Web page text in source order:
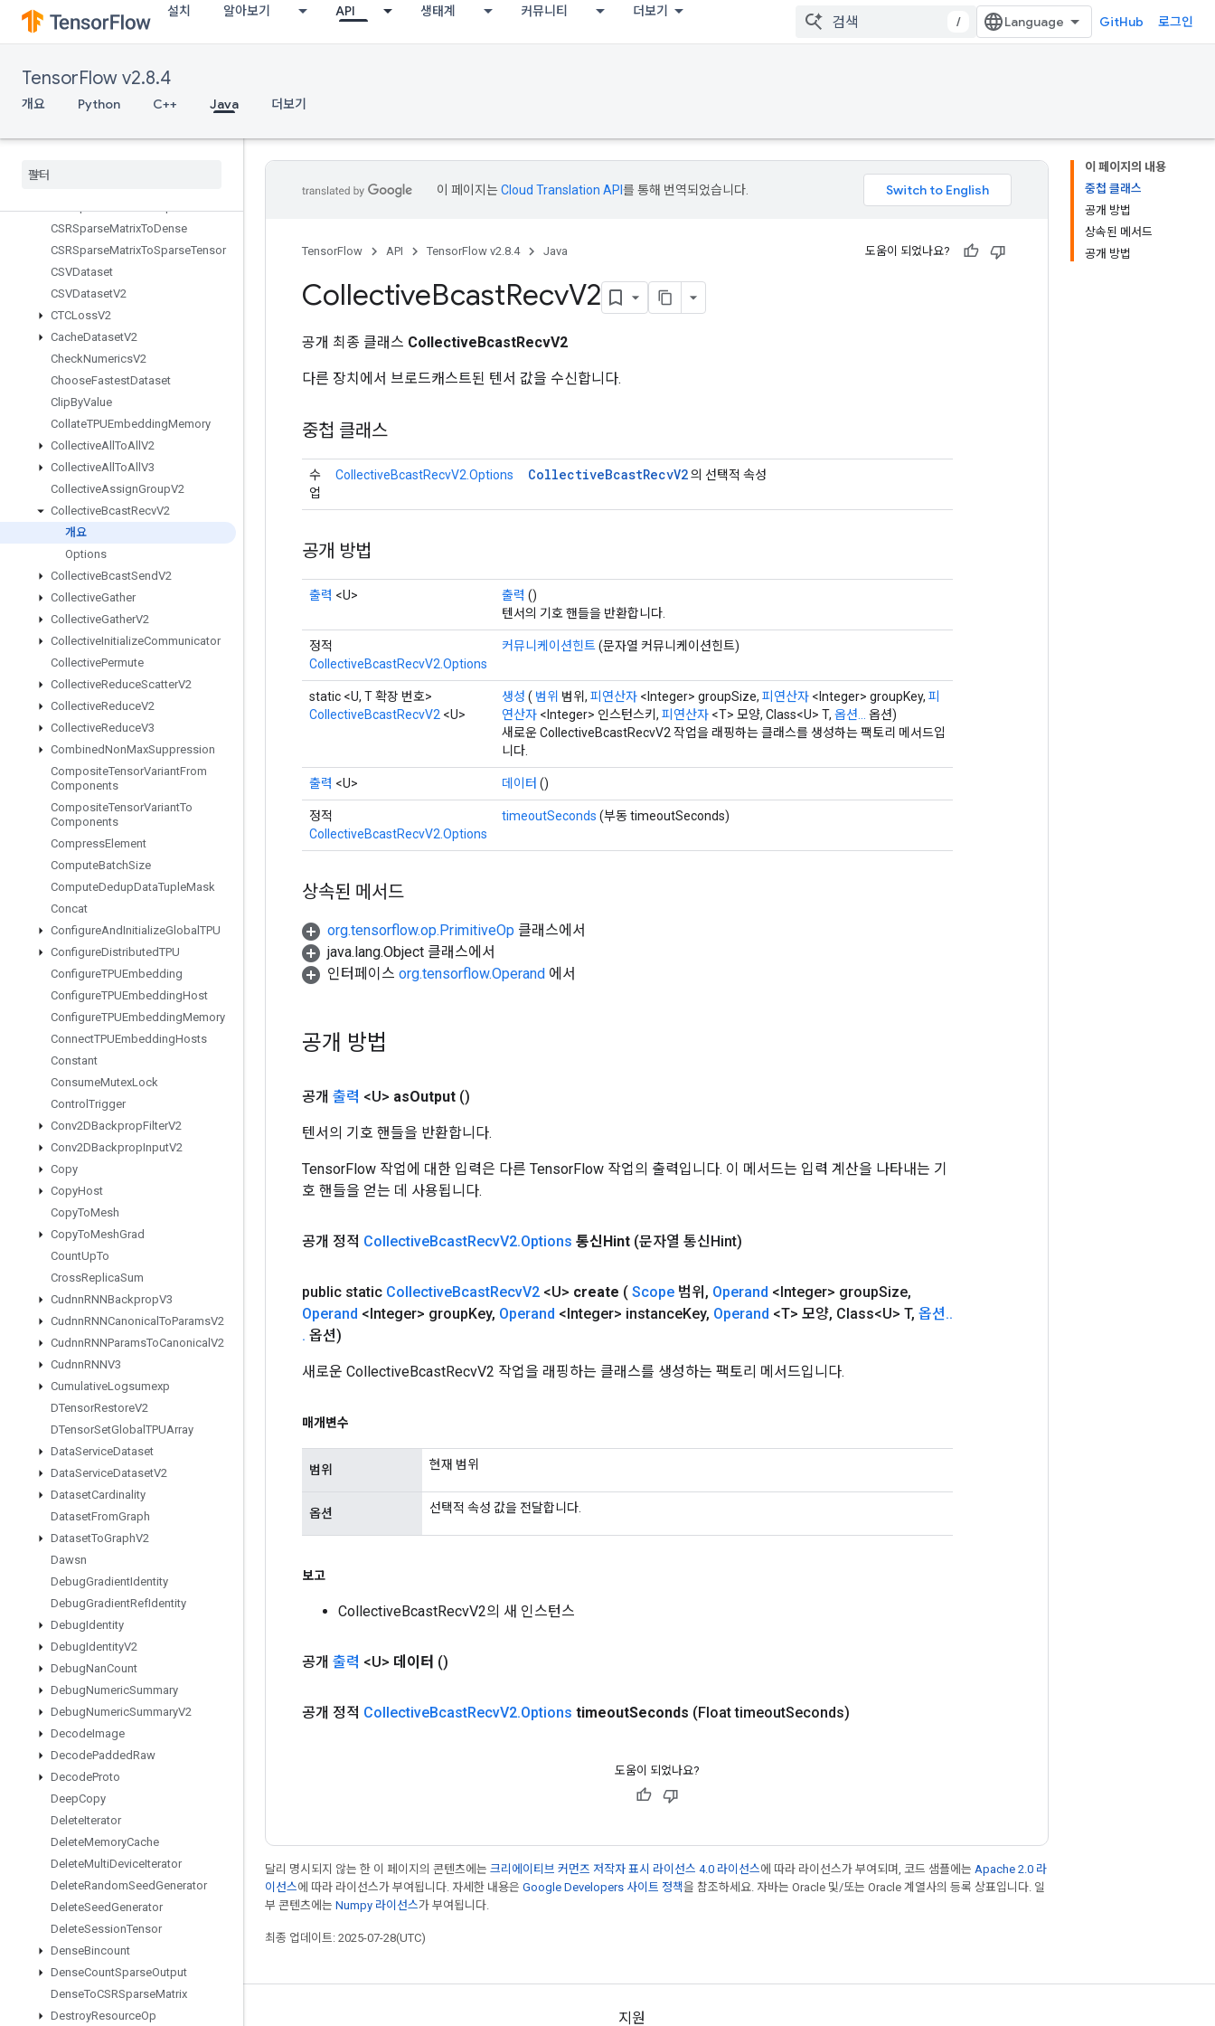
설치 알아보기 API 생태계 커뮤니티 더보기
/ GitHub 로그인
TensorFlow v2.8.4
개요 Python C++ Java 더보기
ats
BoostedTreesSparseCalculateBestFeatureSplit
BoostedTreesUpdateEnsemble
BoostedTreesUpdateEnsembleV2
BroadcastGradientArgs
CSRSparseMatrixToDense
CSRSparseMatrixToSparseTensor
CSVDataset
CSVDatasetV2
CTCLossV2
CacheDatasetV2
CheckNumericsV2
ChooseFastestDataset
ClipByValue
CollateTPUEmbeddingMemory
CollectiveAll ToAll V2
CollectiveAll ToAll V3
CollectiveAssignGroupV2
CollectiveBcastRecvV2
개요
Options
CollectiveBcastSendV2
CollectiveGather
CollectiveGatherV2
CollectiveInitializeCommunicator
CollectivePermute
CollectiveReduceScatterV2
CollectiveReduceV2
CollectiveReduceV3
CombinedNonMaxSuppression
CompositeTensorVariantFrom
Components
CompositeTensorVariantTo
Components
CompressElement
ComputeBatchSize
ComputeDedupDataTupleMask
Concat
ConfigureAndInitializeGlobal TPU
ConfigureDistributedTPU
ConfigureTPUEmbedding
ConfigureTPUEmbeddingHost
ConfigureTPUEmbeddingMemory
ConnectTPUEmbeddingHosts
Constant
ConsumeMutexLock
Control Trigger
Conv2DBackpropFilterV2
Conv2DBackpropInputV2
Copy
CopyHost
CopyToMesh
CopyToMeshGrad
CountUpTo
CrossReplicaSum
CudnnRNNBackpropV3
CudnnRNNCanonical ToParamsV2
CudnnRNNParamsToCanonical V2
CudnnRNNV3
CumulativeLogsumexp
DTensorRestoreV2
DTensorSetGlobal TPUArray
DataServiceDataset
DataServiceDatasetV2
DatasetCardinality
DatasetFromGraph
DatasetToGraphV2
Dawsn
DebugGradientIdentity
DebugGradientRefIdentity
DebugIdentity
DebugIdentityV2
DebugNanCount
DebugNumericSummary
DebugNumericSummaryV2
DecodeImage
DecodePaddedRaw
DecodeProto
DeepCopy
DeleteIterator
DeleteMemoryCache
DeleteMultiDeviceIterator
DeleteRandomSeedGenerator
DeleteSeedGenerator
DeleteSessionTensor
DenseBincount
DenseCountSparseOutput
DenseToCSRSparseMatrix
DestroyResourceOp
이 페이지의 내용
중첩 클래스
공개 방법
상속된 메서드
공개 방법
이 페이지는Cloud Translation API 를 통해 번역되었습니다.
TensorFlow API TensorFlow v2.8.4 Java 도움이 되었나요?
CollectiveBcastRecvV2
공개 최종 클래스 CollectiveBcastRecvV2
다른 장치에서 브로드캐스트된 텐서 값을 수신합니다.
중첩 클래스
수
업
CollectiveBcastRecvV2.Options CollectiveBcastRecvV2의 선택적 속성
공개 방법
출력 <U> 출력 ()
텐서의 기호 핸들을 반환합니다.
정적
CollectiveBcastRecvV2.Options
커뮤니케이션힌트(문자열 커뮤니케이션힌트)
static <U, T 확장 번호>
CollectiveBcastRecvV2 <U>
생성 ( 범위 범위, 피연산자 <Integer> groupSize, 피연산자 <Integer> groupKey, 피
연산자 <Integer> 인스턴스키, 피연산자 <T> 모양, Class<U> T, 옵션...
옵션)
새로운 CollectiveBcastRecvV2 작업을 래핑하는 클래스를 생성하는 팩토리 메서드입
니다.
출력 <U> 데이터 ()
정적
CollectiveBcastRecvV2.Options
timeoutSeconds (부동 timeoutSeconds)
상속된 메서드
org.tensorflow.op.PrimitiveOp 클래스에서
java.lang.Object 클래스에서
인터페이스 org.tensorflow.Operand 에서
공개 방법
공개 출력 <U> asOutput ()
텐서의 기호 핸들을 반환합니다.
TensorFlow 작업에 대한 입력은 다른 TensorFlow 작업의 출력입니다. 이 메서드는 입력 계산을 나타내는 기
호 핸들을 얻는 데 사용됩니다.
공개 정적 CollectiveBcastRecvV2.Options 통신Hint (문자열 통신Hint)
public static CollectiveBcastRecvV2 <U> create ( Scope 범위 , Operand <Integer> groupSize,
Operand <Integer> groupKey, Operand <Integer> instanceKey, Operand <T> 모양, Class<U> T, 옵션..
. 옵션)
새로운 CollectiveBcastRecvV2 작업을 래핑하는 클래스를 생성하는 팩토리 메서드입니다.
매개변수
범위 현재 범위
옵션 선택적 속성 값을 전달합니다.
보고
CollectiveBcastRecvV2의 새 인스턴스
공개 출력 <U> 데이터 ()
공개 정적 CollectiveBcastRecvV2.Options timeoutSeconds (Float timeoutSeconds)
도움이 되었나요?
달리 명시되지 않는 한 이 페이지의 콘텐츠에는 크리에이티브 커먼즈 저작자 표시 라이선스 4.0 라이선스에 따라 라이선스가 부여되며, 코드 샘플에는 Apache 2.0 라
이선스에 따라 라이선스가 부여됩니다. 자세한 내용은 Google Developers 사이트 정책을 참조하세요. 자바는 Oracle 및/또는 Oracle 계열사의 등록 상표입니다. 일
부 콘텐츠에는 Numpy 라이선스가 부여됩니다.
최종 업데이트: 2025-07-28(UTC)
최신 소식 확인하기 지원